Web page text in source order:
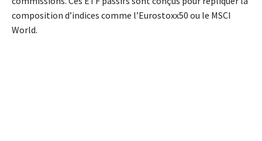
composition d’indices comme l’Eurostoxx50 ou le MSCI
World.